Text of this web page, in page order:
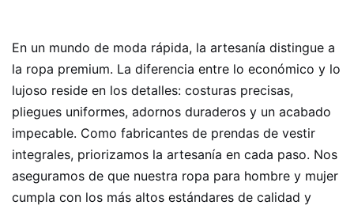
En un mundo de moda rápida, la artesanía distingue a
la ropa premium. La diferencia entre lo económico y lo
lujoso reside en los detalles: costuras precisas,
pliegues uniformes, adornos duraderos y un acabado
impecable. Como fabricantes de prendas de vestir
integrales, priorizamos la artesanía en cada paso. Nos
aseguramos de que nuestra ropa para hombre y mujer
cumpla con los más altos estándares de calidad y